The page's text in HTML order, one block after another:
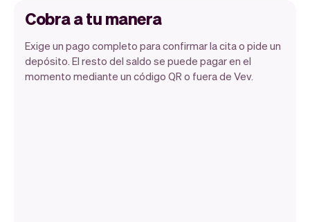
Cobra a tu manera
Exige un pago completo para confirmar la cita o pide un
depósito. El resto del saldo se puede pagar en el
momento mediante un código QR o fuera de Vev.